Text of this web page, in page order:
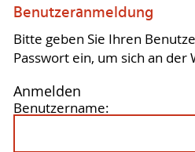
Benutzeranmeldung
Bitte geben Sie Ihren
Passwort ein, um sich an der
Anmelden
Benutzername: